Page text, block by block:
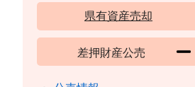
県有資産売却
差押財産公売